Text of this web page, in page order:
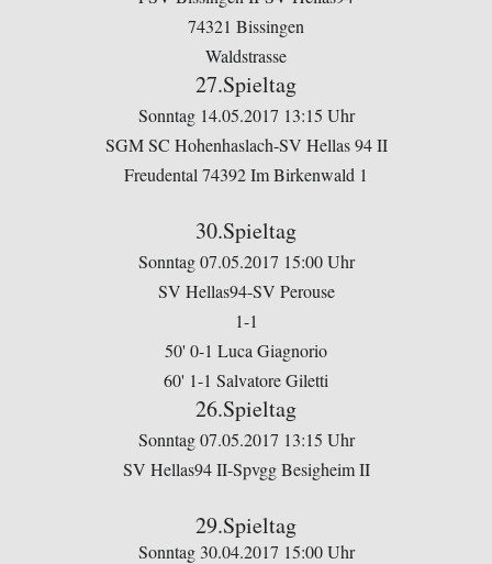
74321 Bissingen
Waldstrasse
27.Spieltag
Sonntag 14.05.2017 13:15 Uhr
SGM SC Hohenhaslach-SV Hellas 94 II
Freudental 74392 Im Birkenwald 1
30.Spieltag
Sonntag 07.05.2017 15:00 Uhr
SV Hellas94-SV Perouse
1-1
50' 0-1 Luca Giagnorio
60' 1-1 Salvatore Giletti
26.Spieltag
Sonntag 07.05.2017 13:15 Uhr
SV Hellas94 II-Spvgg Besigheim II
29.Spieltag
Sonntag 30.04.2017 15:00 Uhr